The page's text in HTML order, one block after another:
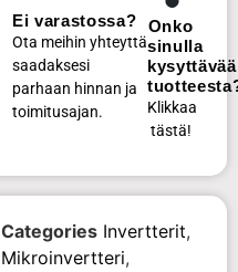
Ei varastossa?
Ota meihin yhteyttä
saadaksesi
parhaan hinnan ja
toimitusajan.
Onko
sinulla
kysyttävää
Klikkaa
tästä!
Categories Invertterit,
Mikroinvertteri,